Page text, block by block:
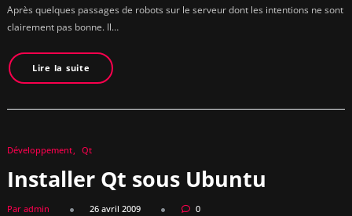
Après quelques passages de robots sur le serveur dont les intentions ne sont
clairement pas bonne. Il…
Lire la suite
Développement Qt
Installer Qt sous Ubuntu
Par admin 26 avril 2009 0